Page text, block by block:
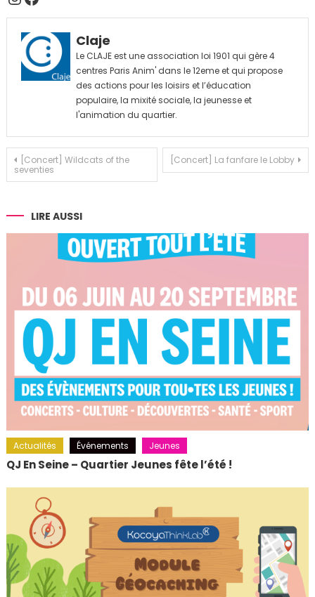
Claje
Le CLAJE est une association loi 1901 qui gère 4
centres Paris Anim' dans le 12eme et qui propose
des actions pour les loisirs et l’éducation
populaire, la mixité sociale, la jeunesse et
l'animation du quartier.
Navigation
de
l’article
[Concert] Wildcats of the
seventies
[Concert] La fanfare le Lobby
LIRE AUSSI
Actualités Événements Jeunes
QJ En Seine – Quartier Jeunes fête l’été !